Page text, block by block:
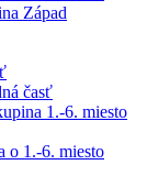
Západ
časť
1.-6. miesto
o 1.-6. miesto